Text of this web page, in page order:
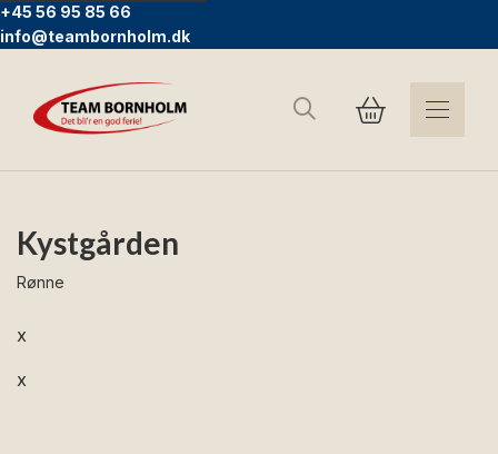
+45 56 95 85 66
info@teambornholm.dk
Søg
Kystgården
Rønne
x
x